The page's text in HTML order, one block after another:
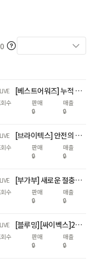
[베스트어워즈] 누적 600회 수상 기념 하반기 첫 최대 혜택 LIVE
수
판매
🔒
매출
🔒
[브라이텍스] 안전의 기준, 60주년 특집 쇼핑LIVE
수
판매
🔒
매출
🔒
[부가부] 새로운 절충형 스트롤러 런칭 라이브
수
판매
🔒
매출
🔒
[블루밍][싸이벡스]26년 ADAC 1위! NEW 제로나Ti 론칭LIVE
수
판매
🔒
매출
🔒